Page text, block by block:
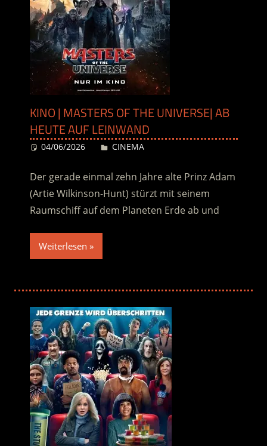
KINO | MASTERS OF THE UNIVERSE| AB
HEUTE AUF LEINWAND
04/06/2026 Desiree
CINEMA
Der gerade einmal zehn Jahre alte Prinz Adam
(Artie Wilkinson-Hunt) stürzt mit seinem
Raumschiff auf dem Planeten Erde ab und
Weiterlesen